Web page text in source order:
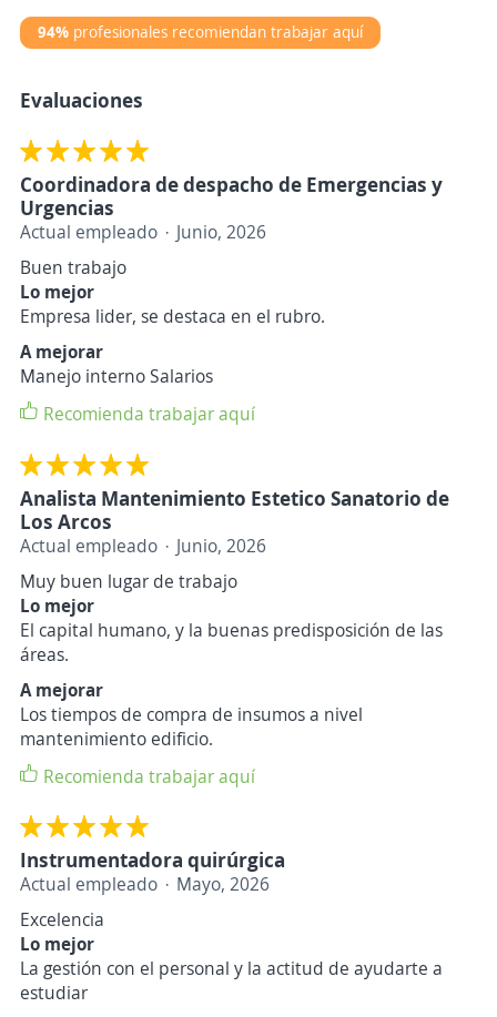
94% profesionales recomiendan trabajar aquí
Evaluaciones
Coordinadora de despacho de Emergencias y
Urgencias
Actual empleado
Junio, 2026
Buen trabajo
Lo mejor
Empresa lider, se destaca en el rubro.
A mejorar
Manejo interno Salarios
Recomienda trabajar aquí
Analista Mantenimiento Estetico Sanatorio de
Los Arcos
Actual empleado
Junio, 2026
Muy buen lugar de trabajo
Lo mejor
El capital humano, y la buenas predisposición de las
áreas.
A mejorar
Los tiempos de compra de insumos a nivel
mantenimiento edificio.
Recomienda trabajar aquí
Instrumentadora quirúrgica
Actual empleado
Mayo, 2026
Excelencia
Lo mejor
La gestión con el personal y la actitud de ayudarte a
estudiar